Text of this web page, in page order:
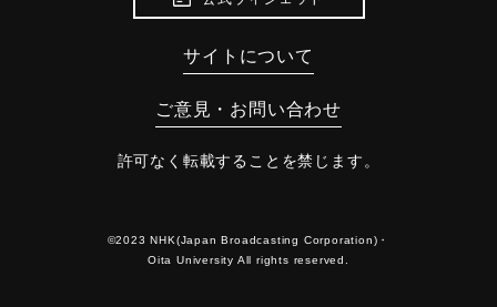
サイトについて
ご意見・お問い合わせ
許可なく転載することを禁じます。
©2023 NHK(Japan Broadcasting Corporation)・
Oita University All rights reserved.